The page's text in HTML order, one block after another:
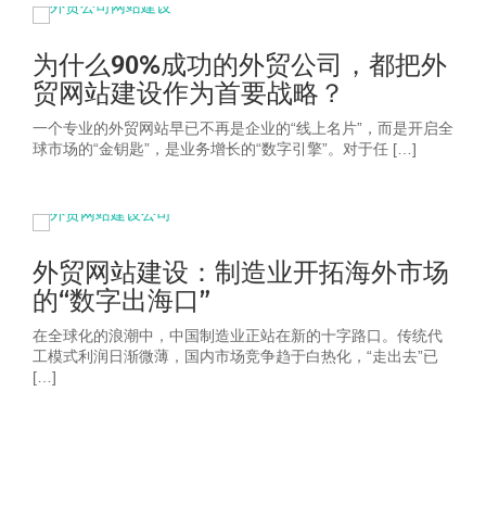
为什么90%成功的外贸公司，都把外
贸网站建设作为首要战略？
一个专业的外贸网站早已不再是企业的“线上名片”，而是开启全
球市场的“金钥匙”，是业务增长的“数字引擎”。对于任 […]
外贸网站建设：制造业开拓海外市场
的“数字出海口”
在全球化的浪潮中，中国制造业正站在新的十字路口。传统代
工模式利润日渐微薄，国内市场竞争趋于白热化，“走出去”已
[…]